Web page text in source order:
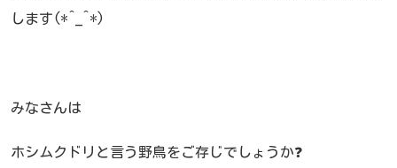
します(*^_^*)
みなさんは
ホシムクドリと言う野鳥をご存じでしょうか❓